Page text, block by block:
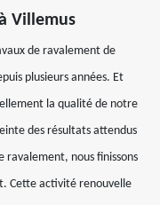
Villemus
de ravalement de
plusieurs années. Et
la qualité de notre
des résultats attendus
ravalement, nous finissons
Cette activité renouvelle